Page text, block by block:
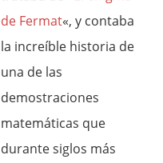
de Fermat«, y contaba
la increíble historia de
una de las
demostraciones
matemáticas que
durante siglos más